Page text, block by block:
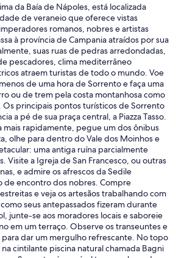
da Baía de Nápoles, está localizada
de veraneio que oferece vistas
romanos, nobres e artistas
à província de Campania atraídos por sua
suas ruas de pedras arredondadas,
pescadores, clima mediterrâneo
atraem turistas de todo o mundo. Voe
de uma hora de Sorrento e faça uma
ou de trem pela costa montanhosa como
Os principais pontos turísticos de Sorrento
a pé de sua praça central, a Piazza Tasso.
mais rapidamente, pegue um dos ônibus
olhe para dentro do Vale dos Moinhos e
uma antiga ruína parcialmente
Visite a Igreja de San Francesco, ou outras
e admire os afrescos da Sedile
de encontro dos nobres. Compre
e veja os artesãos trabalhando com
seus antepassados fizeram durante
junte-se aos moradores locais e saboreie
em um terraço. Observe os transeuntes e
dar um mergulho refrescante. No topo
cintilante piscina natural chamada Bagni